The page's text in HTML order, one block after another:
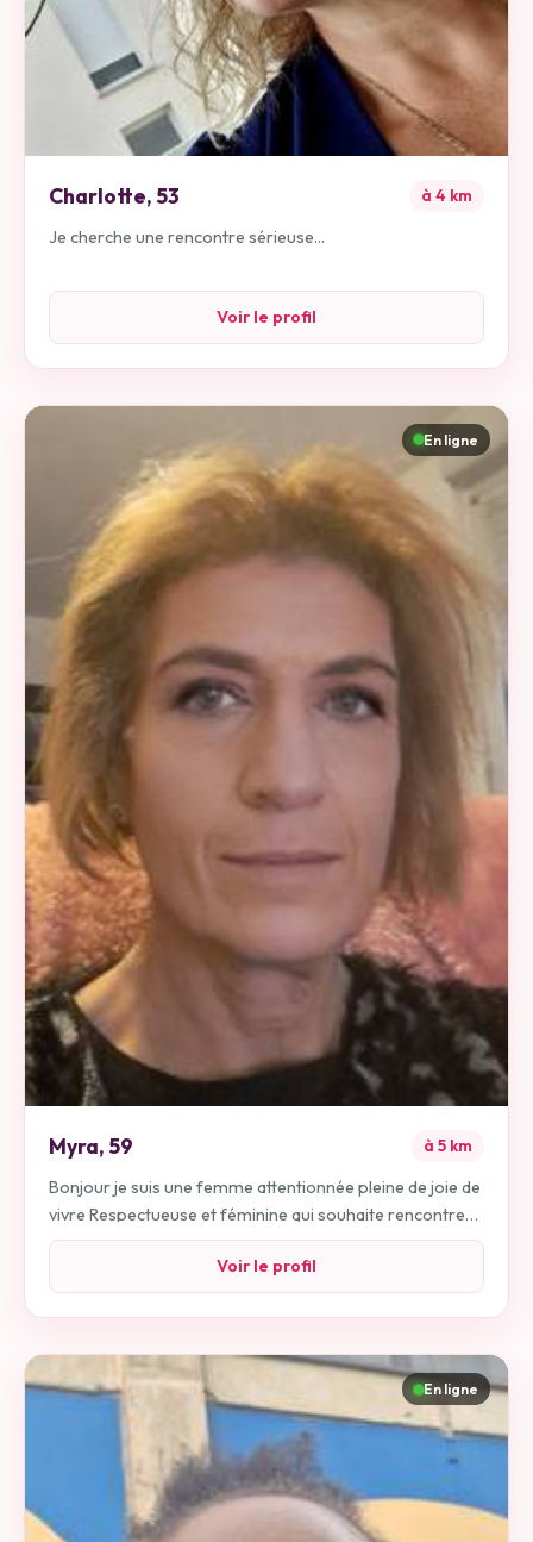
Charlotte,53 à 4 km
Je cherche une rencontre sérieuse...
Voir le profil
En ligne
Myra,59 à 5 km
Bonjour je suis une femme attentionnée pleine de joie de
vivre Respectueuse et féminine qui souhaite rencontrer
son partenaire de vie
Voir le profil
En ligne